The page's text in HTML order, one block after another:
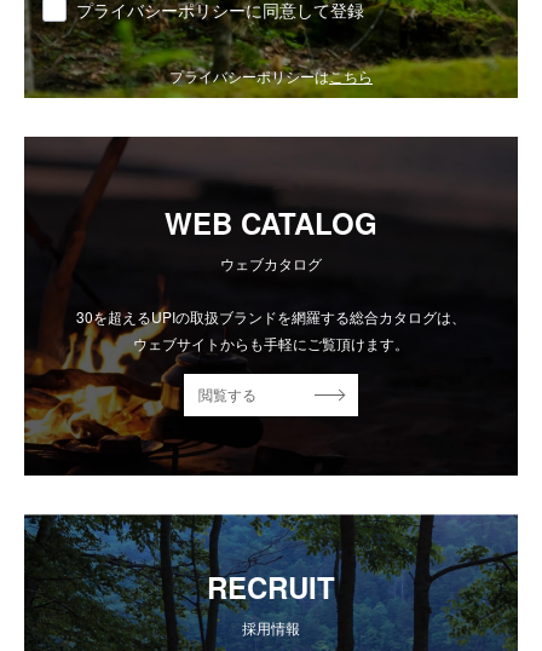
同意 プライバシーポリシーに同意して登録
プライバシーポリシーはこちら
WEB CATALOG
ウェブカタログ
30を超えるUPIの取扱ブランドを網羅する総合カタログは、
ウェブサイトからも手軽にご覧頂けます。
閲覧する
RECRUIT
採用情報